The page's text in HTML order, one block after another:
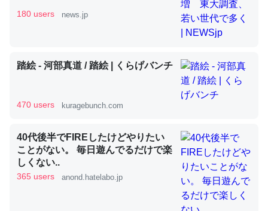
コオロギのカルシウム分はエビの600分の1程度。
─ニュース :: 【研究発表】昆虫学の大問題＝「昆虫はなぜ海にいな
利だから両方が拮抗してるのでは」とあって面白い。海に
いる鋏角類（カブトガニ・ウミグモ）はカルシウムを使わ
ずキチンを強化してる筈だが、酵素が違うのか？
─ニュース :: 【研究発表】昆虫学の大問題＝「昆虫はなぜ海にいな
180 users news.jp
踏絵 - 河部真道 / 踏絵 | くらげバンチ
470 users kuragebunch.com
40代後半でFIREしたけどやりたい
ことがない。 毎日遊んでるだけで楽
しくない..
365 users anond.hatelabo.jp